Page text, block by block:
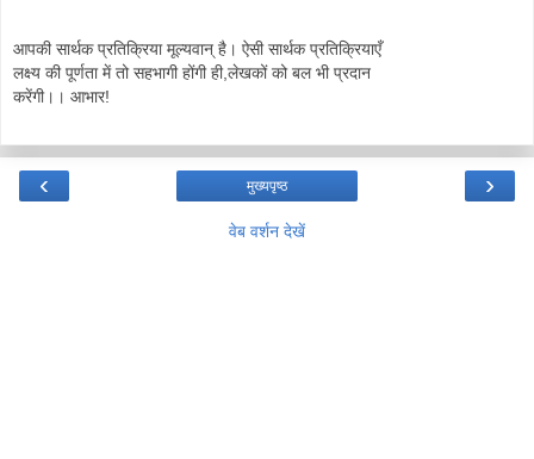
आपकी सार्थक प्रतिक्रिया मूल्यवान् है। ऐसी सार्थक प्रतिक्रियाएँ
लक्ष्य की पूर्णता में तो सहभागी होंगी ही,लेखकों को बल भी प्रदान
करेंगी।। आभार!
‹ ›
मुख्यपृष्ठ
वेब वर्शन देखें